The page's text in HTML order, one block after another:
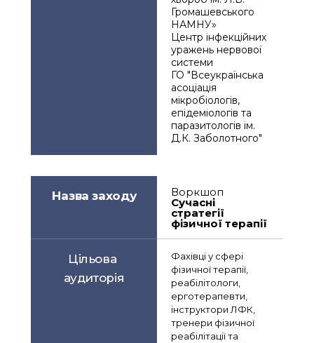
Громашевського
НАМНУ»
Центр інфекційних
уражень нервової
системи
ГО "Всеукраїнська
асоціація
мікробіологів,
епідеміологів та
паразитологів ім.
Д.К. Заболотного"
Назва заходу Воркшоп
Сучасні
стратегії
фізичної терапії
Цільова
аудиторія
Фахівці у сфері
фізичної терапії,
реабілітологи,
ерготерапевти,
інструктори ЛФК,
тренери фізичної
реабілітації та